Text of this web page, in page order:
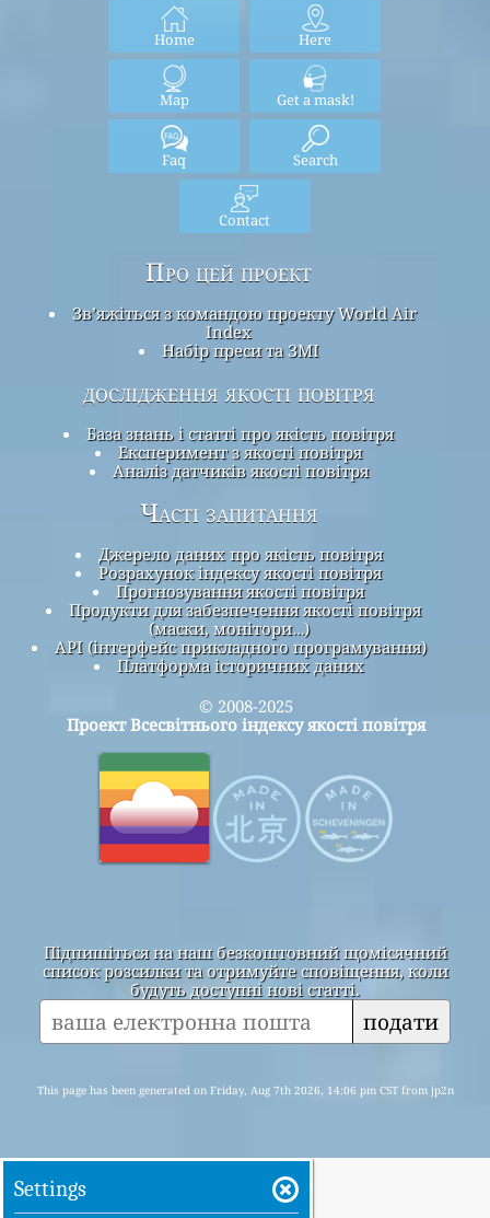
Home Here
Map Get a mask!
Faq Search
Contact
Про цей проект
Зв’яжіться з командою проекту World Air
Index
Набір преси та ЗМІ
дослідження якості повітря
База знань і статті про якість повітря
Експеримент з якості повітря
Аналіз датчиків якості повітря
Часті запитання
Джерело даних про якість повітря
Розрахунок індексу якості повітря
Прогнозування якості повітря
Продукти для забезпечення якості повітря
(маски, монітори…)
API (інтерфейс прикладного програмування)
Платформа історичних даних
© 2008-2025
Проект Всесвітнього індексу якості повітря
Підпишіться на наш безкоштовний щомісячний
список розсилки та отримуйте сповіщення, коли
будуть доступні нові статті.
подати
This page has been generated on Friday, Aug 7th 2026, 14:06 pm CST from jp2n
Settings